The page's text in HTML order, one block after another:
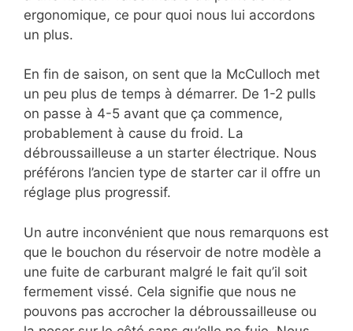
ergonomique, ce pour quoi nous lui accordons
un plus.
En fin de saison, on sent que la McCulloch met
un peu plus de temps à démarrer. De 1-2 pulls
on passe à 4-5 avant que ça commence,
probablement à cause du froid. La
débroussailleuse a un starter électrique. Nous
préférons l’ancien type de starter car il offre un
réglage plus progressif.
Un autre inconvénient que nous remarquons est
que le bouchon du réservoir de notre modèle a
une fuite de carburant malgré le fait qu’il soit
fermement vissé. Cela signifie que nous ne
pouvons pas accrocher la débroussailleuse ou